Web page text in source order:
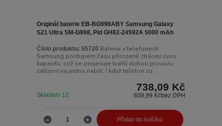
Originál baterie EB-BG998ABY Samsung Galaxy
S21 Ultra SM-G998, Pid GH82-24592A 5000 mAh
Číslo produktu: 55720 Baterie v telefonech
Samsung postupem času přirozeně ztrácejí svou
kapacitu, což se projevuje kratší dobou provozu
zařízení na jedno nabití. I když telefon zo...
738,09 Kč
609,99 Kčbez DPH
Skladem 12
Přidat do košíku